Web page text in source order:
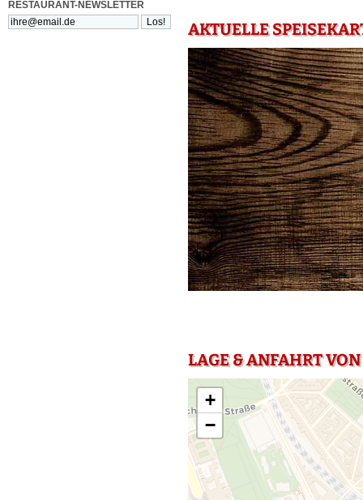
RESTAURANT-NEWSLETTER
AKTUELLE
LAGE & ANFAHRT
+
−